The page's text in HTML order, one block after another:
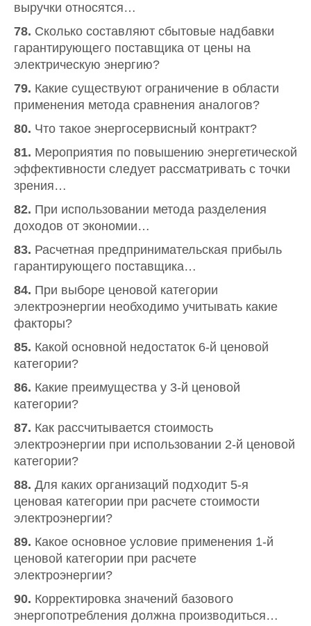
выручки относятся…
78. Сколько составляют сбытовые надбавки
гарантирующего поставщика от цены на
электрическую энергию?
79. Какие существуют ограничение в области
применения метода сравнения аналогов?
80. Что такое энергосервисный контракт?
81. Мероприятия по повышению энергетической
эффективности следует рассматривать с точки
зрения…
82. При использовании метода разделения
доходов от экономии…
83. Расчетная предпринимательская прибыль
гарантирующего поставщика…
84. При выборе ценовой категории
электроэнергии необходимо учитывать какие
факторы?
85. Какой основной недостаток 6-й ценовой
категории?
86. Какие преимущества у 3-й ценовой
категории?
87. Как рассчитывается стоимость
электроэнергии при использовании 2-й ценовой
категории?
88. Для каких организаций подходит 5-я
ценовая категории при расчете стоимости
электроэнергии?
89. Какое основное условие применения 1-й
ценовой категории при расчете
электроэнергии?
90. Корректировка значений базового
энергопотребления должна производиться…